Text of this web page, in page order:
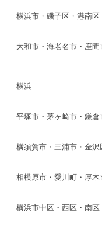
横浜市・磯子区・港南区
大和市・海老名市・座間
横浜
平塚市・茅ヶ崎市・鎌倉
横須賀市・三浦市・金沢
相模原市・愛川町・厚木
横浜市中区・西区・南区